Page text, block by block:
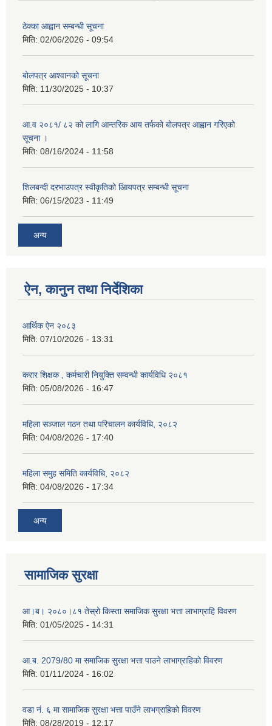
ठेक्का आह्वान सम्बन्धी सूचना
मिति: 02/06/2026 - 09:54
बोलपत्र आश्वानको सूचना
मिति: 11/30/2025 - 10:37
आ.व २०८१/ ८२ को लागि आन्तरिक आय तर्फको बोलपत्र आह्वान गरिएको
सूचना ।
मिति: 08/16/2024 - 11:58
शिलबन्दी दरभाउपत्र स्वीकृतिको आियपत्र सम्बन्धी सूचना
मिति: 06/15/2023 - 11:49
अन्य
ऐन, कानुन तथा निर्देशिका
आर्थिक ऐन २०८३
मिति: 07/10/2026 - 13:31
करार शिक्षक , कर्मचारी नियुक्ति सम्वन्धी कार्यविधि २०८१
मिति: 05/08/2026 - 16:47
महिला सञ्जाल गठन तथा परिचालन कार्यविधि, २०८२
मिति: 04/08/2026 - 17:40
महिला समुह समिति कार्यविधि, २०८२
मिति: 04/08/2026 - 17:34
अन्य
सामाजिक सुरक्षा
आ।ब। २०८०।८१ तेस्रो किस्ता समाजिक सुरक्षा भत्ता लाभाग्राहि विवरण
मिति: 01/05/2025 - 14:31
आ.ब. 2079/80 मा समाजिक सुरक्षा भत्ता पाउने लाभाग्राहिको विवरण
मिति: 01/11/2024 - 16:02
वडा नं. ६ मा सामाजिक सुरक्षा भत्ता पाउँने लाभग्राहिको विवरण
मिति: 08/28/2019 - 12:17